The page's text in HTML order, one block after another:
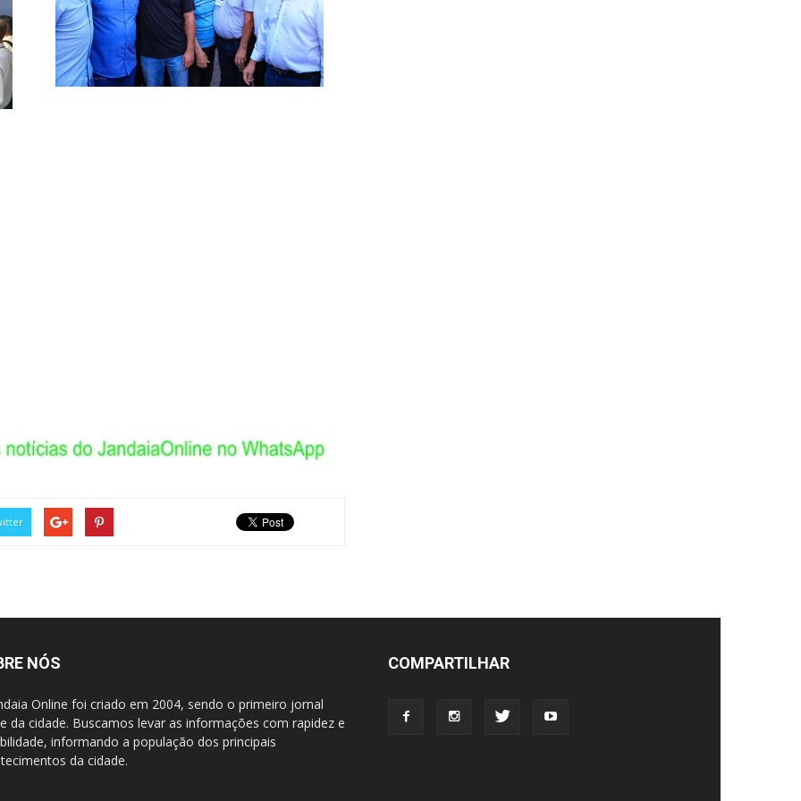
NÓS
Online foi criado em 2004, sendo o primeiro jornal
da cidade. Buscamos levar as informações com rapidez e
informando a população dos principais
da cidade.
COMPARTILHAR